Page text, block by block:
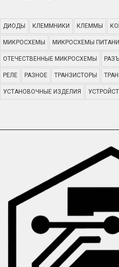
ДИОДЫ КЛЕММНИКИ КЛЕММЫ
МИКРОСХЕМЫ МИКРОСХЕМЫ
ОТЕЧЕСТВЕННЫЕ МИКРОСХЕМЫ
РЕЛЕ РАЗНОЕ ТРАНЗИСТОРЫ
УСТАНОВОЧНЫЕ ИЗДЕЛИЯ